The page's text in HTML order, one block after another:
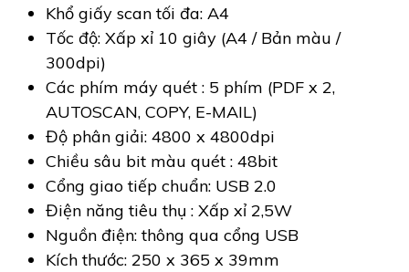
Khổ giấy scan tối đa: A4
Tốc độ: Xấp xỉ 10 giây (A4 / Bản màu /
300dpi)
Các phím máy quét : 5 phím (PDF x 2,
AUTOSCAN, COPY, E-MAIL)
Độ phân giải: 4800 x 4800dpi
Chiều sâu bit màu quét : 48bit
Cổng giao tiếp chuẩn: USB 2.0
Điện năng tiêu thụ : Xấp xỉ 2,5W
Nguồn điện: thông qua cổng USB
Kích thước: 250 x 365 x 39mm